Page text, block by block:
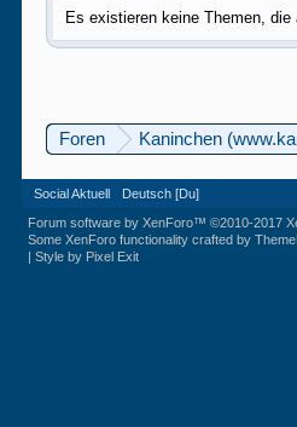
Es existieren keine Themen, die
Foren Kaninchen
Social Aktuell Deutsch [Du]
Forum software by XenForo™©2010-2017
Some XenForo functionality crafted by
|Style by Pixel Exit